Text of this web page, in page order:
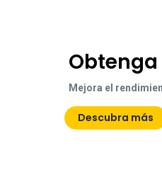
Mejora el
Descubra más